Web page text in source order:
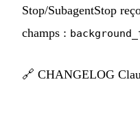
Stop/SubagentStop
champs :
🔗 CHANGELOG